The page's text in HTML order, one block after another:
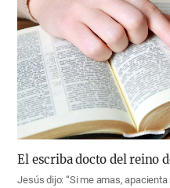
El escriba docto del reino
Jesús dijo: “Si me amas,